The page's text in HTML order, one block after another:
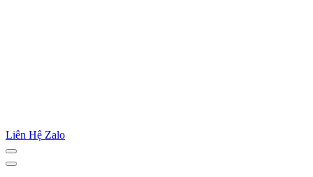
Liên Hệ Zalo